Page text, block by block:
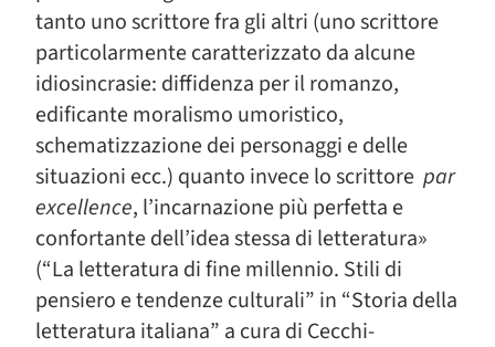
tanto uno scrittore fra gli altri (uno scrittore
particolarmente caratterizzato da alcune
idiosincrasie: diffidenza per il romanzo,
edificante moralismo umoristico,
schematizzazione dei personaggi e delle
situazioni ecc.) quanto invece lo scrittore par
excellence, l’incarnazione più perfetta e
confortante dell’idea stessa di letteratura»
(“La letteratura di fine millennio. Stili di
pensiero e tendenze culturali” in “Storia della
letteratura italiana” a cura di Cecchi-